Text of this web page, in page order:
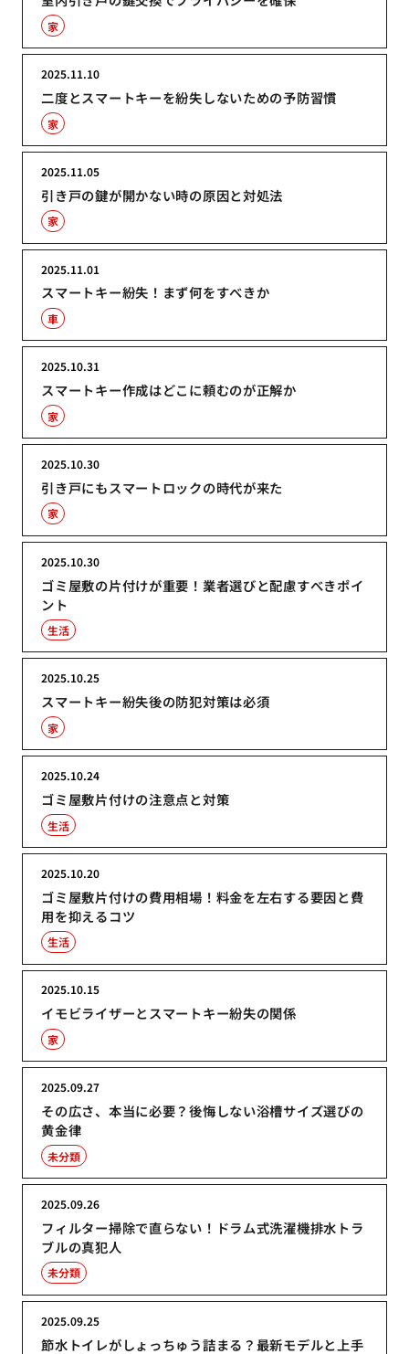
家
二度とスマートキーを紛失しないための予防習慣
2025.11.10
家
引き戸の鍵が開かない時の原因と対処法
2025.11.05
家
スマートキー紛失！まず何をすべきか
2025.11.01
車
スマートキー作成はどこに頼むのが正解か
2025.10.31
家
引き戸にもスマートロックの時代が来た
2025.10.30
家
ゴミ屋敷の片付けが重要！業者選びと配慮すべきポイ
ント
2025.10.30
生活
スマートキー紛失後の防犯対策は必須
2025.10.25
家
ゴミ屋敷片付けの注意点と対策
2025.10.24
生活
ゴミ屋敷片付けの費用相場！料金を左右する要因と費
用を抑えるコツ
2025.10.20
生活
イモビライザーとスマートキー紛失の関係
2025.10.15
家
その広さ、本当に必要？後悔しない浴槽サイズ選びの
黄金律
2025.09.27
未分類
フィルター掃除で直らない！ドラム式洗濯機排水トラ
ブルの真犯人
2025.09.26
未分類
節水トイレがしょっちゅう詰まる？最新モデルと上手
2025.09.25